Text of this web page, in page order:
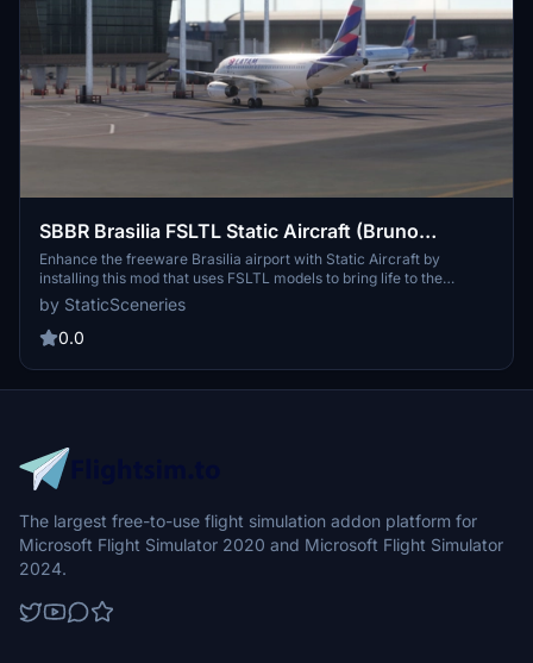
SBBR Brasilia FSLTL Static Aircraft (Bruno
Reichert)
Enhance the freeware Brasilia airport with Static Aircraft by
installing this mod that uses FSLTL models to bring life to the
scenery without needing the FSLTL Injector. Note that these static
models do not cause any FPS loss and are for visual enhancement
only. Make sure to have the FSLTL Base models installed before
by StaticSceneries
0.0
The largest free-to-use flight simulation addon platform for
Microsoft Flight Simulator 2020 and Microsoft Flight Simulator
2024.